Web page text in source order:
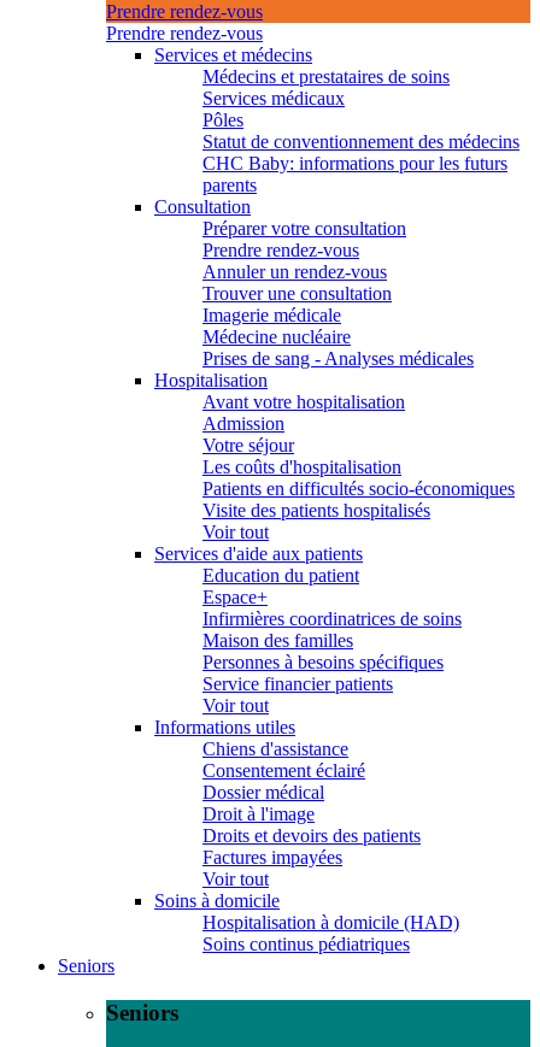
Prendre rendez-vous
Prendre rendez-vous
Services et médecins
Médecins et prestataires de soins
Services médicaux
Pôles
Statut de conventionnement des médecins
CHC Baby: informations pour les futurs
parents
Consultation
Préparer votre consultation
Prendre rendez-vous
Annuler un rendez-vous
Trouver une consultation
Imagerie médicale
Médecine nucléaire
Prises de sang - Analyses médicales
Hospitalisation
Avant votre hospitalisation
Admission
Votre séjour
Les coûts d'hospitalisation
Patients en difficultés socio-économiques
Visite des patients hospitalisés
Voir tout
Services d'aide aux patients
Education du patient
Espace+
Infirmières coordinatrices de soins
Maison des familles
Personnes à besoins spécifiques
Service financier patients
Voir tout
Informations utiles
Chiens d'assistance
Consentement éclairé
Dossier médical
Droit à l'image
Droits et devoirs des patients
Factures impayées
Voir tout
Soins à domicile
Hospitalisation à domicile (HAD)
Soins continus pédiatriques
Seniors
Seniors